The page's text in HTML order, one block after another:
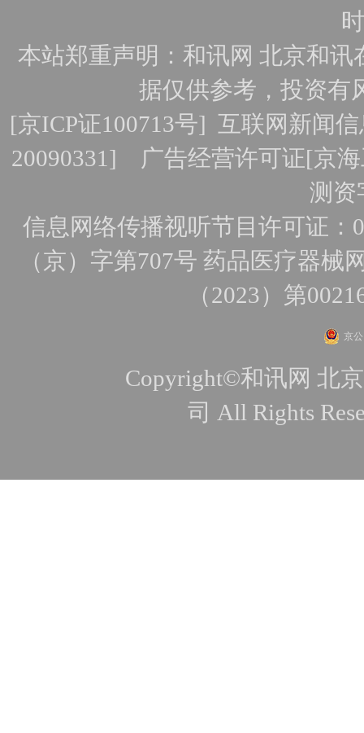
本站郑重声明：和讯网 北京和
据仅供参考，投资有
[京ICP证100713号]互联网新闻
20090331] 广告经营许可证[京
测资
信息网络传播视听节目许可证：
（京）字第707号 药品医疗器械
（2023）第
京
Copyright©和讯网 北
司 All Rights